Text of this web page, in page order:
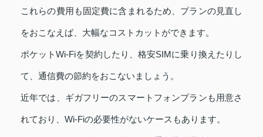
これらの費用も固定費に含まれるため、プランの見直し
をおこなえば、大幅なコストカットができます。
ポケットWi-Fiを契約したり、格安SIMに乗り換えたりし
て、通信費の節約をおこないましょう。
近年では、ギガフリーのスマートフォンプランも用意さ
れており、Wi-Fiの必要性がないケースもあります。